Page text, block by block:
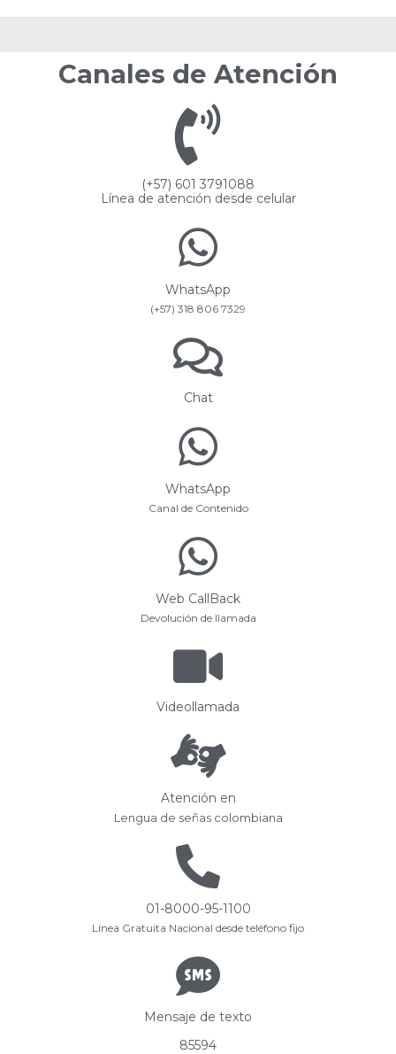
Canales de Atención
(+57) 601 3791088
Línea de atención desde celular
WhatsApp
(+57) 318 806 7329
Chat
WhatsApp
Canal de Contenido
Web CallBack
Devolución de llamada
Videollamada
Atención en
Lengua de señas colombiana
01-8000-95-1100
Línea Gratuita Nacional desde teléfono fijo
Mensaje de texto
85594